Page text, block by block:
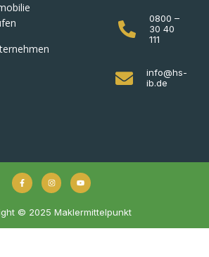
0800 –
30 40
111
info@hs-
ib.de
© 2025 Maklermittelpunkt